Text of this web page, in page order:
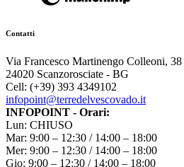
Contatti
Via Francesco Martinengo Colleoni, 38
24020 Scanzorosciate - BG
Cell: (+39) 393 4349102
infopoint@terredelvescovado.it
INFOPOINT - Orari:
Lun: CHIUSO
Mar: 9:00 – 12:30 / 14:00 – 18:00
Mer: 9:00 – 12:30 / 14:00 – 18:00
Gio: 9:00 – 12:30 / 14:00 – 18:00